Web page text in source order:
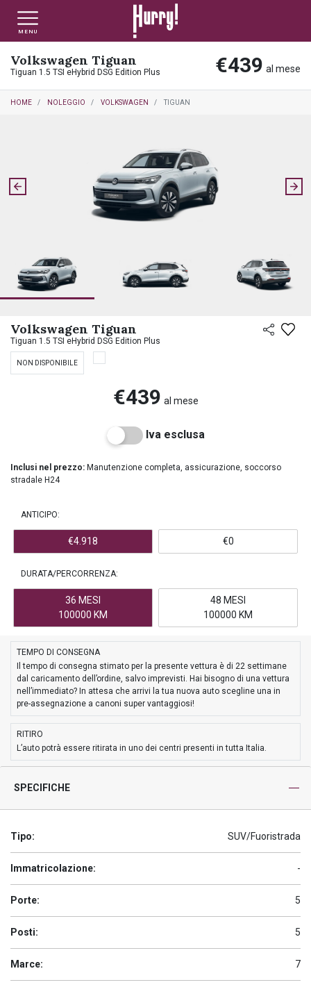
MENU
Volkswagen Tiguan
Tiguan 1.5 TSI eHybrid DSG Edition Plus €439 al mese
HOME NOLEGGIO VOLKSWAGEN TIGUAN
Volkswagen Tiguan
Tiguan 1.5 TSI eHybrid DSG Edition Plus
NON DISPONIBILE
€439 al mese
Iva esclusa
Inclusi nel prezzo: Manutenzione completa, assicurazione, soccorso
stradale H24
ANTICIPO:
€4.918 €0
DURATA/PERCORRENZA:
36 MESI
100000 KM
48 MESI
100000 KM
TEMPO DI CONSEGNA
Il tempo di consegna stimato per la presente vettura è di 22 settimane
dal caricamento dell’ordine, salvo imprevisti. Hai bisogno di una vettura
nell’immediato? In attesa che arrivi la tua nuova auto scegline una in
pre-assegnazione a canoni super vantaggiosi!
RITIRO
L’auto potrà essere ritirata in uno dei centri presenti in tutta Italia.
SPECIFICHE
Tipo: SUV/Fuoristrada
Immatricolazione: -
Porte: 5
Posti: 5
Marce: 7
NLT PRIVATI
NLT USATO PRIVATI
NLT NUOVO
VALUTA E VENDI